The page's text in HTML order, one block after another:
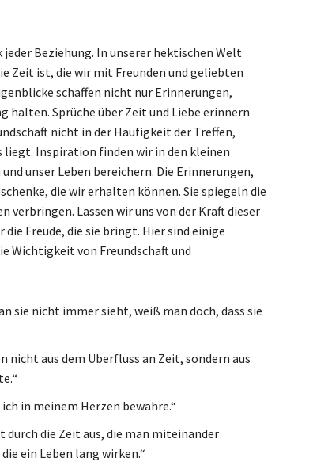
Beziehung. In unserer hektischen Welt
Zeit ist, die wir mit Freunden und geliebten
schaffen nicht nur Erinnerungen,
halten. Sprüche über Zeit und Liebe erinnern
nicht in der Häufigkeit der Treffen,
Inspiration finden wir in den kleinen
unser Leben bereichern. Die Erinnerungen,
die wir erhalten können. Sie spiegeln die
verbringen. Lassen wir uns von der Kraft dieser
Freude, die sie bringt. Hier sind einige
Wichtigkeit von Freundschaft und
sie nicht immer sieht, weiß man doch, dass sie
nicht aus dem Überfluss an Zeit, sondern aus
in meinem Herzen bewahre.“
durch die Zeit aus, die man miteinander
ein Leben lang wirken.“